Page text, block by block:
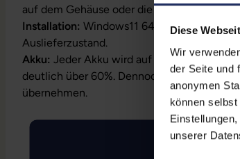
Diese
Wir
der Seite und
anonymen
können
unserer
auf dem Gehäuse oder die Lizenz ist
Installation: Windows11 64Bit vorinstalliert
Auslieferzustand.
Akku: Jeder Akku wird auf Funktion
deutlich über 60%. Dennoch können wir
übernehmen.